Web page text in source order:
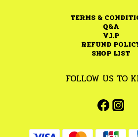
TERMS &
Q&A
V.I.P
REFUND
SHOP LIST
FOLLOW US TO